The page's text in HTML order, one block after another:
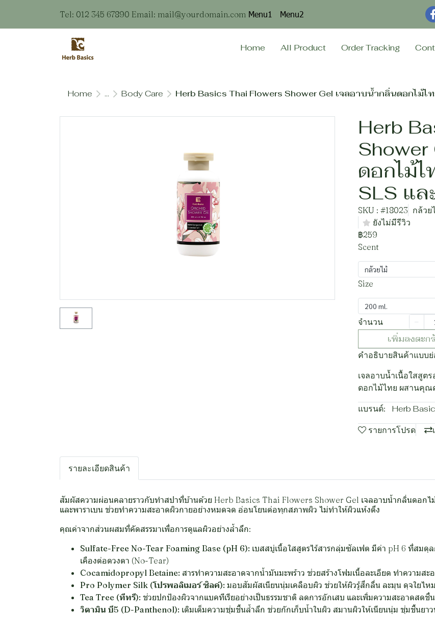
Tel: 012 345 67890 Email: mail@yourdomain.com Menu1 Menu2
Home All Product Order Tracking
Home ... Body Care Herb Basics Thai Flowers Shower Gel เจลอาบน้ำกลิ่นดอกไม้
Herb
ดอกไม้
SLS แล
SKU : #18023 กล้วย
ยังไม่มีรีวิว
฿259
Scent
กล้วยไม้
Size
200 ml.
จำนวน
เพิ่มลงตะก
คำอธิบายสินค้าแบบย่
เจลอาบน้ำเนื้อใสสูต
ดอกไม้ไทย ผสานคุณ
แบรนด์: Herb
รายการโปรด
รายละเอียดสินค้า
สัมผัสความผ่อนคลายราวกับทำสปาที่บ้านด้วย Herb Basics Thai Flowers Shower Gel เจลอาบน้ำกลิ่นดอกไ
และพาราเบน ช่วยทำความสะอาดผิวกายอย่างหมดจด อ่อนโยนต่อทุกสภาพผิว ไม่ทำให้ผิวแห้งตึง
คุณค่าจากส่วนผสมที่คัดสรรมาเพื่อการดูแลผิวอย่างล้ำลึก:
Sulfate-Free No-Tear Foaming Base (pH 6): เบสสบู่เนื้อใสสูตรไร้สารกลุ่มซัลเฟต มีค่า pH 6 ที่สม
เคืองต่อดวงตา (No-Tear)
Cocamidopropyl Betaine: สารทำความสะอาดจากน้ำมันมะพร้าว ช่วยสร้างโฟมเนื้อละเอียด ทำความส
Pro Polymer Silk (โปรพอลิเมอร์ ซิลค์): มอบสัมผัสเนียนนุ่มเคลือบผิว ช่วยให้ผิวรู้สึกลื่น ละมุน ดุจใยไ
Tea Tree (ทีทรี): ช่วยปกป้องผิวจากแบคทีเรียอย่างเป็นธรรมชาติ ลดการอักเสบ และเพิ่มความสะอาดสดชื่
วิตามิน บี5 (D-Panthenol): เติมเต็มความชุ่มชื้นล้ำลึก ช่วยกักเก็บน้ำในผิว สมานผิวให้เนียนนุ่ม ชุ่มชื้นยา